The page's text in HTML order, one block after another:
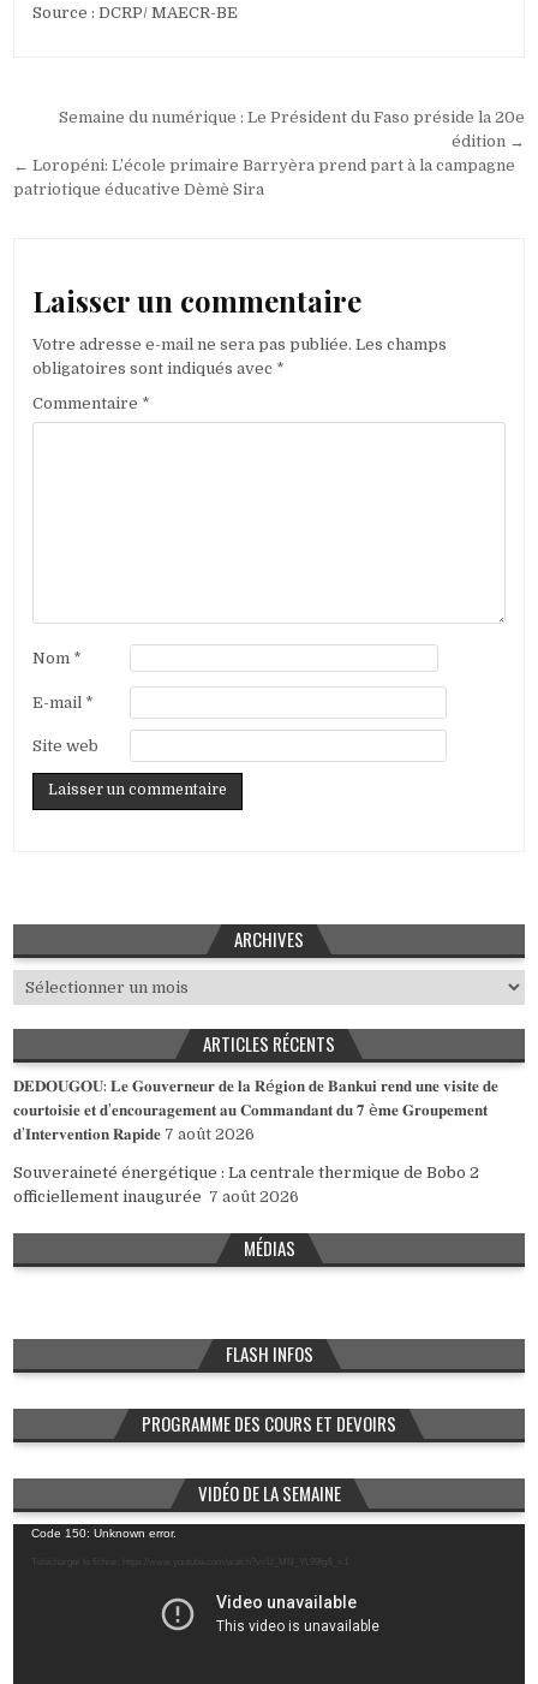
‎Source : DCRP/ MAECR-BE
Navigation
de
l’article
Semaine du numérique : Le Président du Faso préside la 20e
édition →
← Loropéni: L’école primaire Barryèra prend part à la campagne
patriotique éducative Dèmè Sira
Laisser un commentaire
Votre adresse e-mail ne sera pas publiée. Les champs
obligatoires sont indiqués avec *
Commentaire *
Nom *
E-mail *
Site web
ARCHIVES
Archives
ARTICLES RÉCENTS
𝐃𝐄𝐃𝐎𝐔𝐆𝐎𝐔: 𝐋𝐞 𝐆𝐨𝐮𝐯𝐞𝐫𝐧𝐞𝐮𝐫 𝐝𝐞 𝐥𝐚 𝐑é𝐠𝐢𝐨𝐧 𝐝𝐞 𝐁𝐚𝐧𝐤𝐮𝐢 𝐫𝐞𝐧𝐝 𝐮𝐧𝐞 𝐯𝐢𝐬𝐢𝐭𝐞 𝐝𝐞
𝐜𝐨𝐮𝐫𝐭𝐨𝐢𝐬𝐢𝐞 𝐞𝐭 𝐝’𝐞𝐧𝐜𝐨𝐮𝐫𝐚𝐠𝐞𝐦𝐞𝐧𝐭 𝐚𝐮 𝐂𝐨𝐦𝐦𝐚𝐧𝐝𝐚𝐧𝐭 𝐝𝐮 𝟕 è𝐦𝐞 𝐆𝐫𝐨𝐮𝐩𝐞𝐦𝐞𝐧𝐭
𝐝’𝐈𝐧𝐭𝐞𝐫𝐯𝐞𝐧𝐭𝐢𝐨𝐧 𝐑𝐚𝐩𝐢𝐝𝐞 7 août 2026
Souveraineté énergétique : La centrale thermique de Bobo 2
officiellement inaugurée 7 août 2026
MÉDIAS
FLASH INFOS
PROGRAMME DES COURS ET DEVOIRS
VIDÉO DE LA SEMAINE
Lecteur
vidéo
Code 150: Unknown error.
Télécharger le fichier: https://www.youtube.com/watch?v=U_MN_YL99Ig&_=1